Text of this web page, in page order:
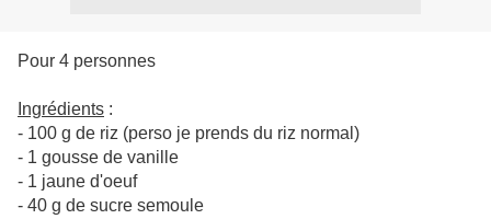
Pour 4 personnes
Ingrédients :
- 100 g de riz (perso je prends du riz normal)
- 1 gousse de vanille
- 1 jaune d'oeuf
- 40 g de sucre semoule